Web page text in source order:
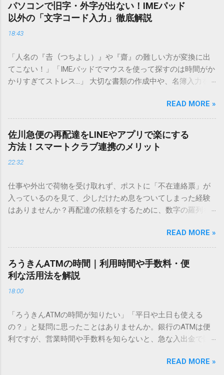
パソコンで旧字・外字が出ない！IMEパッド
以外の「文字コード入力」徹底解説
18:43
「人名の『𠮷（つちよし）』や『齋』の難しい方が変換に出
てこない！」「IMEパッドでマウスを使って探すのは時間がか
かりすぎてストレス…」 大切な書類の作成中や、名簿入力を
てしまいますよね。多くの人が「IMEパッド（手書き入力）」
を使いますが、実はマウスで一画ずつ書くのは非効率です
し、似た漢字が多すぎて結局見つからないことも少なくあり
ません。 そこで今回は、IMEパッドを使わずに、特定のコー
ドを打ち込むだけで一瞬で旧字や外字、特殊記号を呼び出す
「文字コード入力」のテクニックを詳しく解説します。 この
必要はありません。 1. なぜ「変換」しても旧字・外字が出て
こないのか？ そもそも、なぜ普通の変換で出てこない漢字が
あるのでしょうか。その理由は、パソコンが文字を認識する
は、JIS規格（日本産業規格）によって「第1水準」「第2水
準」といった形で整理されています。しかし、人名や地名に
使われる非常に古い漢字（旧字）や、特定の組織だけで作ら
れた「外字」は、この一般的な変換リストに含まれていない
ン上のすべての文字には、いわば「住所」のような番号が割
り振られています。変換候補に出ない文字でも、この住所
（コード）を直接指定すれば、確実に呼び出すことができる
のです。 2. Windows標準機能！文字コードで漢字を出す「16
進数入力」 最も汎用性が高く、特別なソフトも不要なのが
READ MORE »
佐川急便の再配達をLINEやアプリで楽にする
方法！スマートクラブ連携のメリット
22:32
仕事や外出で荷物を受け取れず、ポストに「不在連絡票」が
入っているのを見て、少しだけため息をついてしまった経験
はありませんか？再配達の依頼をするために、数字の羅列を
ことに申し訳なさを感じたりすることもあるかもしれませ
ん。 「もっとスムーズに、自分のタイミングで受け取りた
い」 「わざわざ電話をかけずに、スマホ一つで完結させた
い」 そんな願いを叶えてくれるのが、佐川急便の会員制サー
ビス「スマートクラブ」と、LINEや公式アプリの連携です。
これらを活用するだけで、再配達のストレスは驚くほど軽く
受け取り術と、連携による具体的なメリットを徹底解説しま
す。 佐川急便の再配達が劇的に変わる「スマートクラブ」と
は？ まず押さえておきたいのが、佐川急便の個人向け無料会
況をリアルタイムで管理するための基盤となるサービスで
READ MORE »
ろうきんATMの時間｜利用時間や手数料・便
利な活用法を解説
18:00
「ろうきんATMの時間が知りたい」「平日や土日も使える
の？」と疑問に思ったことはありませんか。銀行のATMは便
利ですが、営業時間や手数料を知らないと、急な入出金で困
ATM営業時間や利用の注意点、便利な活用法 を詳しく解説し
READ MORE »